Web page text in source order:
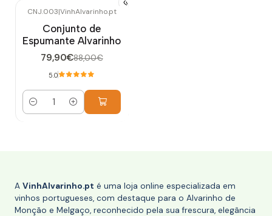
CNJ.003|VinhAlvarinho.pt
Conjunto de
Espumante Alvarinho
79,90€88,00€
5.0
Quantidade
A VinhAlvarinho.pt é uma loja online especializada em
vinhos portugueses, com destaque para o Alvarinho de
Monção e Melgaço, reconhecido pela sua frescura, elegância